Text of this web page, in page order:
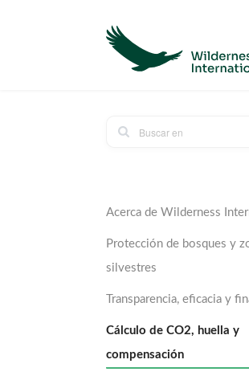
Acerca de Wilderness
Protección de bosques y
silvestres
Transparencia, eficacia y
Cálculo de CO2, huella y
compensación